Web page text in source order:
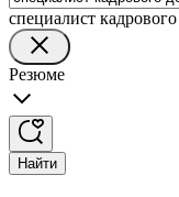
специалист
Резюме
Найти